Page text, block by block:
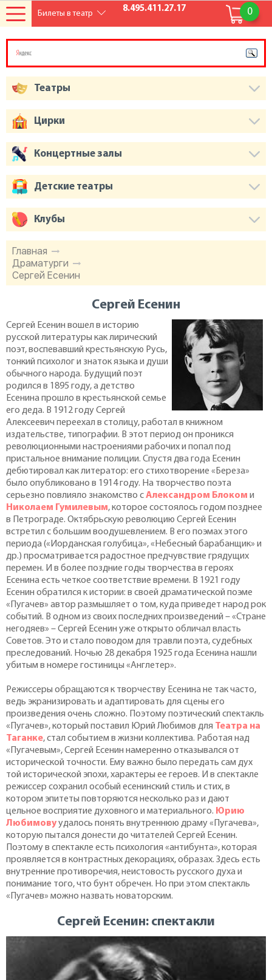
0
8.495.411.27.17
Главная
Драматурги
Сергей Есенин
Сергей Есенин
Сергей Есенин вошел в историю
русской литературы как лирический
поэт, воспевавший крестьянскую Русь,
тонкий психолог и знаток языка и души
обычного народа. Будущий поэт
родился в 1895 году, а детство
Есенина прошло в крестьянской семье
его деда. В 1912 году Сергей
Алексеевич переехал в столицу, работал в книжном
издательстве, типографии. В этот период он проникся
революционными настроениями рабочих и попал под
пристальное внимание полиции. Спустя два года Есенин
дебютировал как литератор: его стихотворение «Береза»
было опубликовано в 1914 году. На творчество поэта
серьезно повлияло знакомство сАлександром Блоком и
Николаем Гумилевым, которое состоялось годом позднее
в Петрограде. Октябрьскую революцию Сергей Есенин
встретил с большим воодушевлением. В его поэмах этого
периода («Иорданская голубица», «Небесный барабанщик» и
др.) просматривается радостное предчувствие грядущих
перемен. И в более поздние годы творчества в героях
Есенина есть четкое соответствие времени. В 1921 году
Есенин обратился к истории: в своей драматической поэме
«Пугачев» автор размышляет о том, куда приведет народ рок
событий. В одном из своих последних произведений – «Стране
негодяев» – Сергей Есенин уже открыто обличал власть
Советов. Это и стало поводом для травли поэта, судебных
преследований. Ночью 28 декабря 1925 года Есенина нашли
убитым в номере гостиницы «Англетер».
Режиссеры обращаются к творчеству Есенина не так часто,
ведь экранизировать и адаптировать для сцены его
произведения очень сложно. Поэтому поэтический спектакль
«Пугачев», который поставил Юрий Любимов для Театра на
Таганке, стал событием в жизни коллектива. Работая над
«Пугачевым», Сергей Есенин намеренно отказывался от
исторической точности. Ему важно было передать сам дух
той исторической эпохи, характеры ее героев. И в спектакле
режиссер сохранил особый есенинский стиль и стих, в
котором эпитеты повторяются несколько раз и дают
цельное восприятие духовного и материального. Юрию
Любимовуудалось понять внутреннюю драму «Пугачева»,
которую пытался донести до читателей Сергей Есенин.
Поэтому в спектакле есть психология «антибунта», которая
проявляется в контрастных декорациях, образах. Здесь есть
внутренние противоречия, неистовость русского духа и
понимание того, что бунт обречен. Но при этом спектакль
«Пугачев» можно назвать новаторским.
Сергей Есенин: спектакли
Театры
Цирки
Концертные залы
Детские театры
Клубы
Билеты в театр